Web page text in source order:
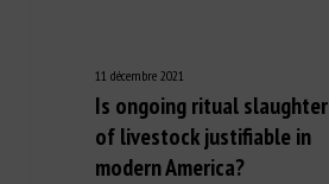
11 décembre 2021
Is ongoing ritual slaughter
of livestock justifiable in
modern America?